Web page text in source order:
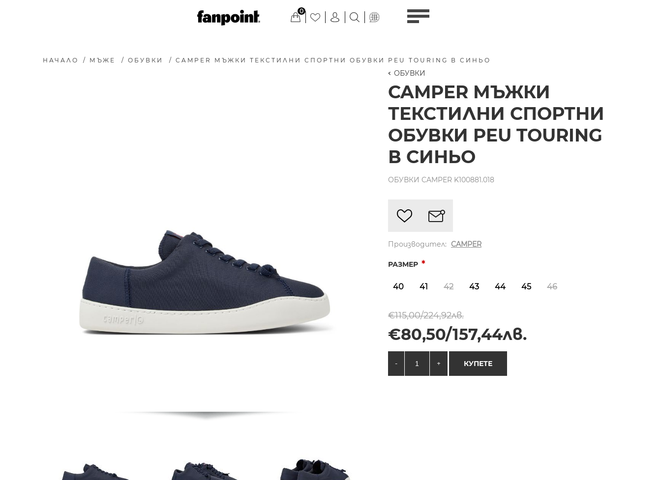
0
НАЧАЛО / МЪЖЕ / ОБУВКИ / CAMPER МЪЖКИ ТЕКСТИЛНИ СПОРТНИ ОБУВКИ PEU TOURING В СИНЬО
ОБУВКИ
CAMPER МЪЖКИ
ТЕКСТИЛНИ СПОРТНИ
ОБУВКИ PEU TOURING
В СИНЬО
ОБУВКИ CAMPER K100881.018
Производител: CAMPER
РАЗМЕР *
40 41 42 43 44 45 46
€115,00/224,92лв.
€80,50/157,44лв.
- + КУПЕТЕ